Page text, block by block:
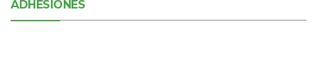
ADHESIONES